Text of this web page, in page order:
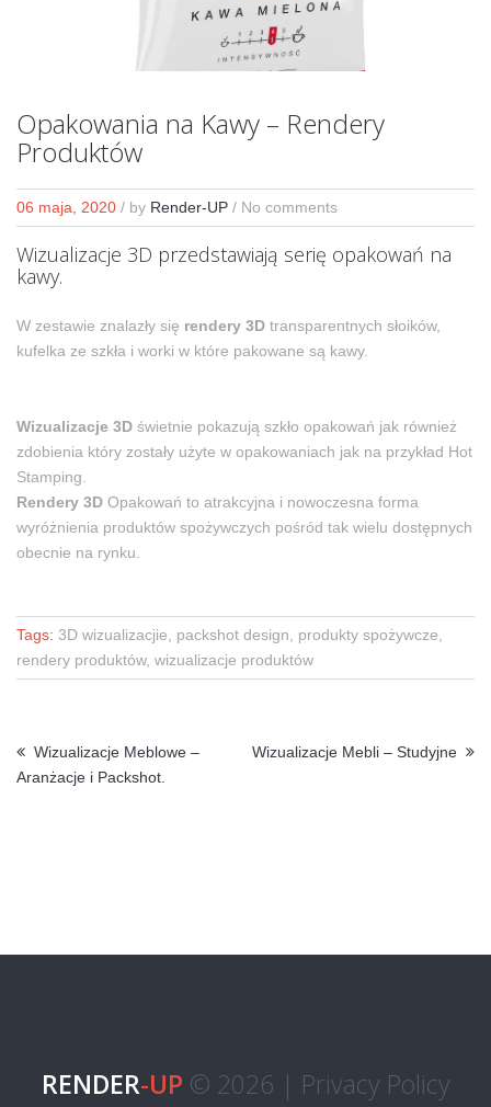
Opakowania na Kawy – Rendery
Produktów
06 maja, 2020 / by Render-UP / No comments
Wizualizacje 3D przedstawiają serię opakowań na
kawy.
W zestawie znalazły się rendery 3D transparentnych słoików,
kufelka ze szkła i worki w które pakowane są kawy.
Wizualizacje 3D świetnie pokazują szkło opakowań jak również
zdobienia który zostały użyte w opakowaniach jak na przykład Hot
Stamping.
Rendery 3D Opakowań to atrakcyjna i nowoczesna forma
wyróżnienia produktów spożywczych pośród tak wielu dostępnych
obecnie na rynku.
Tags: 3D wizualizacjie, packshot design, produkty spożywcze,
rendery produktów, wizualizacje produktów
Wizualizacje Meblowe –
Aranżacje i Packshot.
Wizualizacje Mebli – Studyjne
RENDER-UP © 2026 | Privacy Policy